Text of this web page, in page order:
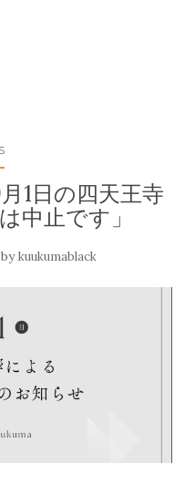
1日の四天王寺
中止です」
bykuukumablack